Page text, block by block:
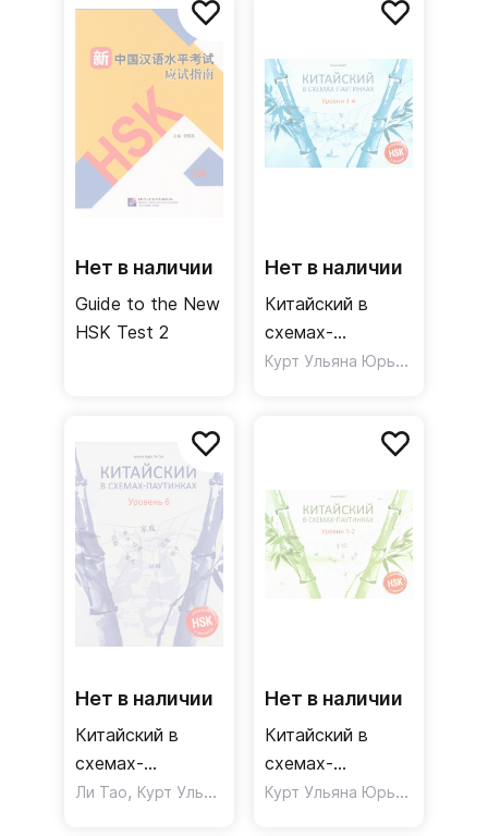
экзамена HSK
Нет в наличии
Guide to the New
HSK Test 2
Нет в наличии
Китайский в
схемах-
паутинках.
Курт Ульяна Юрьевна
Нет в наличии
Китайский в
схемах-
паутинках.
Ли Тао, Курт Ульяна Юрьевна
Нет в наличии
Китайский в
схемах-
паутинках.
Курт Ульяна Юрьевна